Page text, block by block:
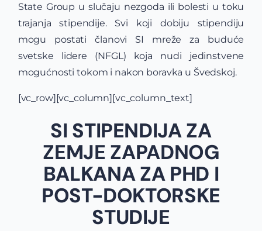
State Group u slučaju nezgoda ili bolesti u toku
trajanja stipendije. Svi koji dobiju stipendiju
mogu postati članovi SI mreže za buduće
svetske lidere (NFGL) koja nudi jedinstvene
mogućnosti tokom i nakon boravka u Švedskoj.
[vc_row][vc_column][vc_column_text]
SI STIPENDIJA ZA
ZEMJE ZAPADNOG
BALKANA ZA PHD I
POST-DOKTORSKE
STUDIJE